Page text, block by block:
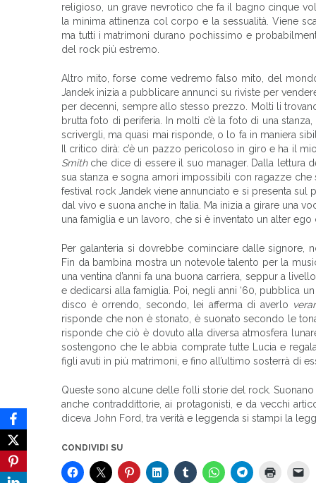
religioso, un grave nevrotico che fa il bagno cinque
la minima attinenza col corpo e la sessualità. Viene
ma tutti i matrimoni durano pochissimo e
del rock più estremo.
Altro mito, forse come vedremo falso mito, del
Jandek inizia a pubblicare annunci su riviste per
per decenni, sempre allo stesso prezzo. Molti li
brutta foto di periferia. In molti c’è la foto di una
scrivergli, ma quasi mai risponde, o lo fa in maniera
Il critico dirà: c’è un pazzo pericoloso in giro e ha il
Smithche dice di essere il suo manager. Dalla lettura
sua stanza e sogna amori impossibili con ragazze
festival rock Jandek viene annunciato e si presenta
dal vivo e suona anche in Italia. Ma inizia a girare una
una famiglia e un lavoro, che si è inventato un alter
Per galanteria si dovrebbe cominciare dalle signore,
Fin da bambina mostra un notevole talento per la
una ventina d’anni fa una buona carriera, seppur a
e dedicarsi alla famiglia. Poi, negli anni ‘60, pubblica
disco è orrendo, secondo, lei afferma di averlo
risponde che non è stonato, è suonato secondo le
risponde che ciò è dovuto alla diversa atmosfera
sostengono che le abbia comprate tutte Lucia e
figli avuti in più matrimoni, e fino all’ultimo sosterrà di
Queste sono alcune delle folli storie del rock.
anche contraddittorie, ai protagonisti, e da vecchi
diceva John Ford, tra verità e leggenda si stampi la
CONDIVIDI SU